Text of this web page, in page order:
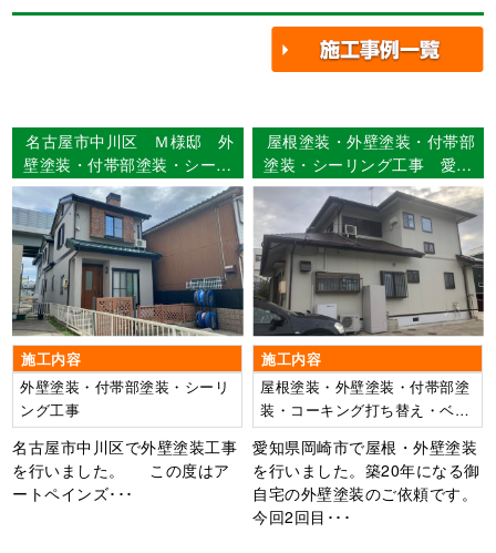
名古屋市中川区 Ｍ様邸 外
壁塗装・付帯部塗装・シーリ
ング工事 【使用塗料】外
壁：超低汚染ﾘﾌｧｲﾝ 1000Si-
IR
施工内容
外壁塗装・付帯部塗装・シーリ
ング工事
名古屋市中川区で外壁塗装工事
を行いました。 この度はア
ートペインズ･･･
屋根塗装・外壁塗装・付帯部
塗装・シーリング工事 愛知
県岡崎市 Ｙ様邸
施工内容
屋根塗装・外壁塗装・付帯部塗
装・コーキング打ち替え・ベラ
ンダ人工芝張り替え
愛知県岡崎市で屋根・外壁塗装
を行いました。築20年になる御
自宅の外壁塗装のご依頼です。
今回2回目･･･